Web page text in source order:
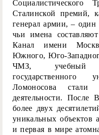
Социалистического
Сталинской премий,
генерал армии, –
чьи имена
Канал имени
Южного, Юго-
ЧМЗ, учебный
Ломоносова стали
деятельности. После
более двух
уникальных объектов
и первая в мире